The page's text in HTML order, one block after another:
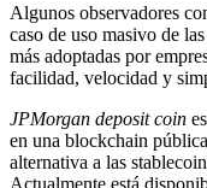
Algunos observadores
caso de uso masivo de
más adoptadas por
facilidad, velocidad y
JPMorgan deposit coin
en una blockchain
alternativa a las
Actualmente está